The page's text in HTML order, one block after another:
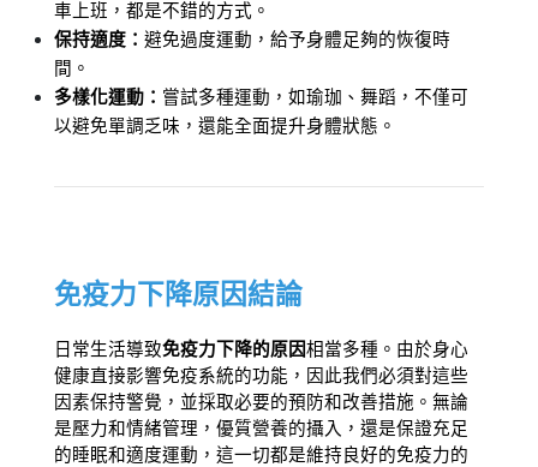
車上班，都是不錯的方式。
保持適度： 避免過度運動，給予身體足夠的恢復時
間。
多樣化運動： 嘗試多種運動，如瑜珈、舞蹈，不僅可
以避免單調乏味，還能全面提升身體狀態。
免疫力下降原因結論
日常生活導致免疫力下降的原因相當多種。由於身心
健康直接影響免疫系統的功能，因此我們必須對這些
因素保持警覺，並採取必要的預防和改善措施。無論
是壓力和情緒管理，優質營養的攝入，還是保證充足
的睡眠和適度運動，這一切都是維持良好的免疫力的